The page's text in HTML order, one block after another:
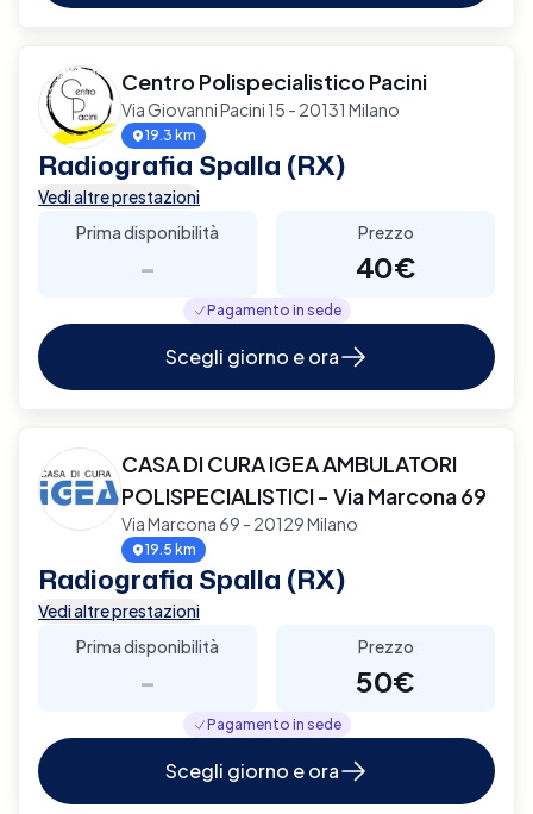
Centro Polispecialistico Pacini
Via Giovanni Pacini 15 - 20131 Milano
19.3 km
Radiografia Spalla (RX)
Vedi altre prestazioni
Prima disponibilità
-
Prezzo
40€
Pagamento in sede
Scegli giorno e ora
CASA DI CURA IGEA AMBULATORI
POLISPECIALISTICI - Via Marcona 69
Via Marcona 69 - 20129 Milano
19.5 km
Radiografia Spalla (RX)
Vedi altre prestazioni
Prima disponibilità
-
Prezzo
50€
Pagamento in sede
Scegli giorno e ora